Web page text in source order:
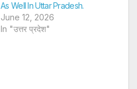
As Well In Uttar Pradesh.
June 12, 2026
In "उत्तर प्रदेश"